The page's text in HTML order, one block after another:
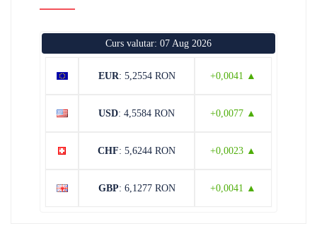
Curs valutar: 07 Aug 2026
EUR: 5,2554 RON +0,0041 ▲
USD: 4,5584 RON +0,0077 ▲
CHF: 5,6244 RON +0,0023 ▲
GBP: 6,1277 RON +0,0041 ▲